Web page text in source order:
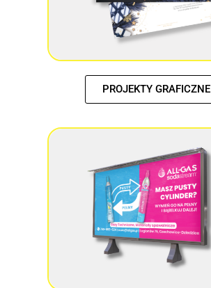
PROJEKTY GRAFICZNE